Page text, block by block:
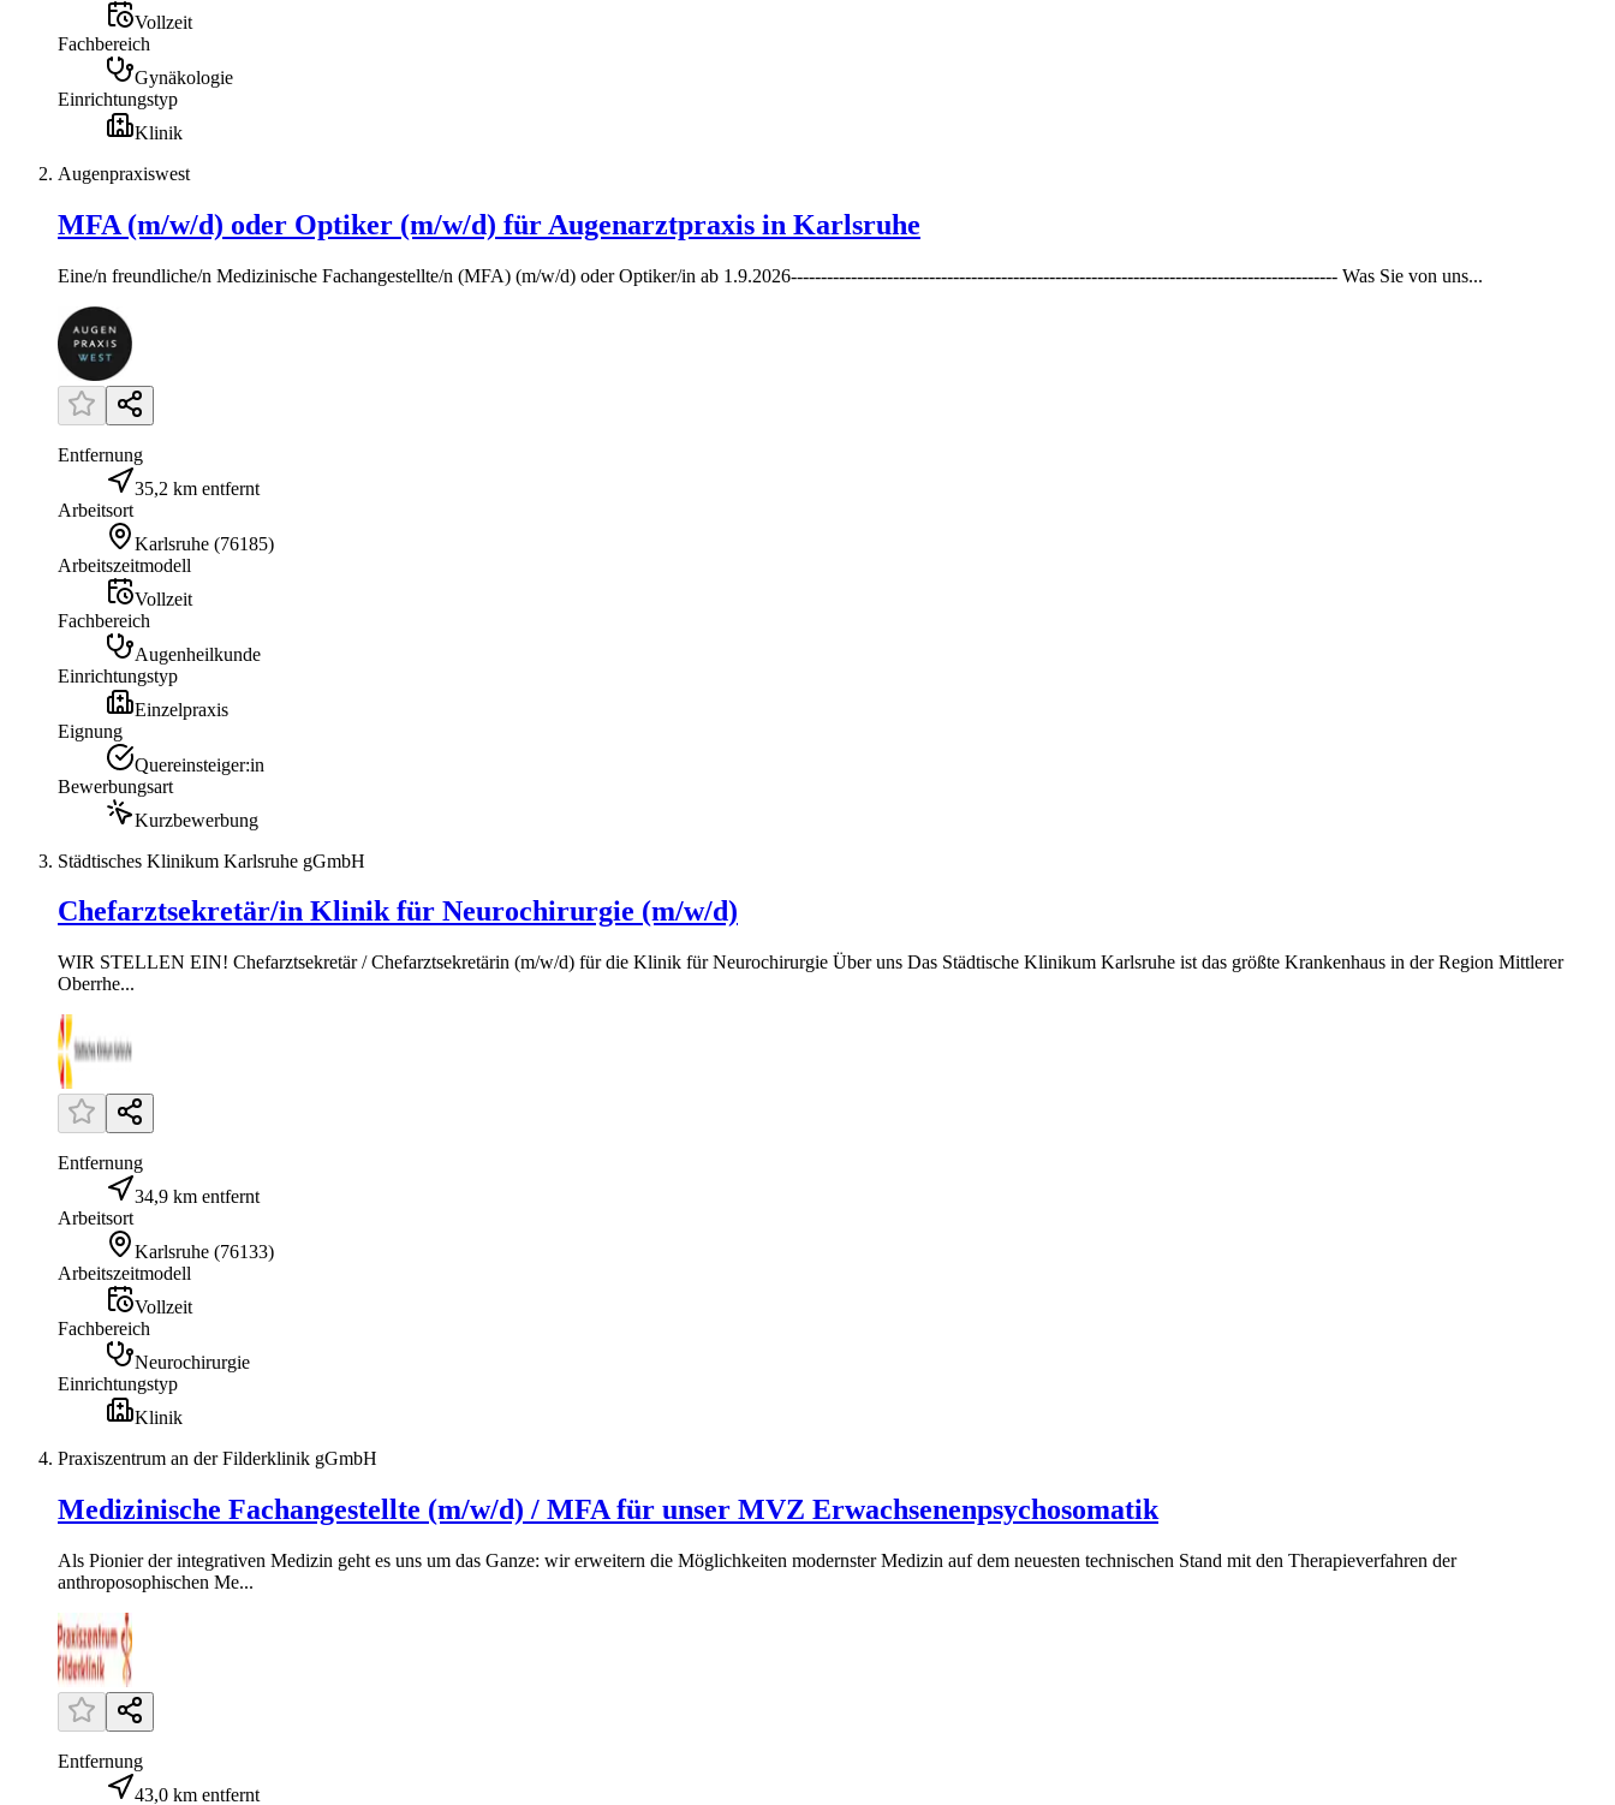
Vollzeit
Fachbereich
Gynäkologie
Einrichtungstyp
Klinik
Augenpraxiswest
MFA (m/w/d) oder Optiker (m/w/d) für Augenarztpraxis in Karlsruhe
Eine/n freundliche/n Medizinische Fachangestellte/n (MFA) (m/w/d) oder Optiker/in ab 1.9.2026------------------------------------------------------------------------------------------- Was Sie von uns...
Entfernung
35,2 km entfernt
Arbeitsort
Karlsruhe (76185)
Arbeitszeitmodell
Vollzeit
Fachbereich
Augenheilkunde
Einrichtungstyp
Einzelpraxis
Eignung
Quereinsteiger:in
Bewerbungsart
Kurzbewerbung
Städtisches Klinikum Karlsruhe gGmbH
Chefarztsekretär/in Klinik für Neurochirurgie (m/w/d)
WIR STELLEN EIN! Chefarztsekretär / Chefarztsekretärin (m/w/d) für die Klinik für Neurochirurgie Über uns Das Städtische Klinikum Karlsruhe ist das größte Krankenhaus in der Region Mittlerer
Oberrhe...
Entfernung
34,9 km entfernt
Arbeitsort
Karlsruhe (76133)
Arbeitszeitmodell
Vollzeit
Fachbereich
Neurochirurgie
Einrichtungstyp
Klinik
Praxiszentrum an der Filderklinik gGmbH
Medizinische Fachangestellte (m/w/d) / MFA für unser MVZ Erwachsenenpsychosomatik
Als Pionier der integrativen Medizin geht es uns um das Ganze: wir erweitern die Möglichkeiten modernster Medizin auf dem neuesten technischen Stand mit den Therapieverfahren der
anthroposophischen Me...
Entfernung
43,0 km entfernt